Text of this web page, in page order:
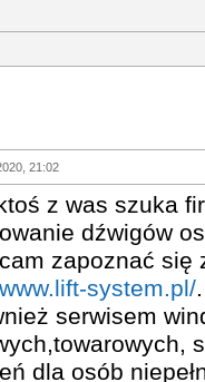
21:02
z was szuka
dźwigów
zapoznać się
system.pl/
serwisem
dla osób